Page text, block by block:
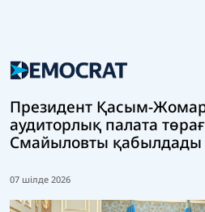
Президент Қасым-
аудиторлық палата
Смайыловты қабылдады
07 шілде 2026